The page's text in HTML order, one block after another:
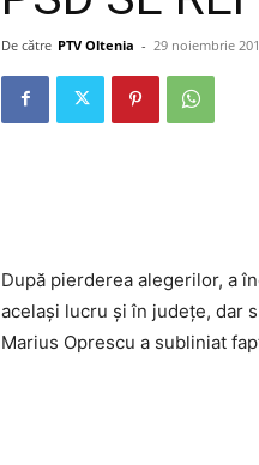
De către PTV Oltenia - 29 noiembrie
După pierderea alegerilor, a
același lucru și în județe, dar
Marius Oprescu a subliniat